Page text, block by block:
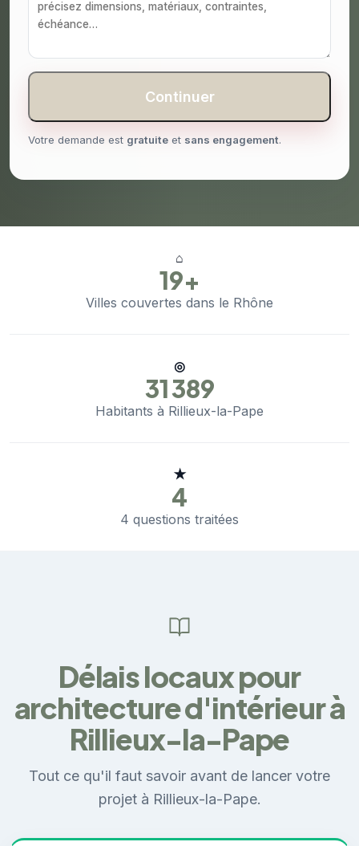
Continuer
Votre demande est gratuite et sans engagement.
⌂
19+
Villes couvertes dans le Rhône
◎
31 389
Habitants à Rillieux-la-Pape
★
4
4 questions traitées
Délais locaux pour
architecture d'intérieur à
Rillieux-la-Pape
Tout ce qu'il faut savoir avant de lancer votre
projet à Rillieux-la-Pape.